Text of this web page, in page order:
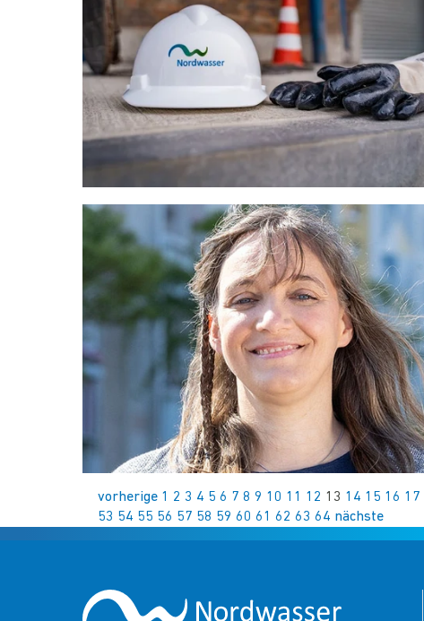
vorherige 1 2 3 4 5 6 7 8 9 10 11 12 13 14 15 16 17
53 54 55 56 57 58 59 60 61 62 63 64 nächste